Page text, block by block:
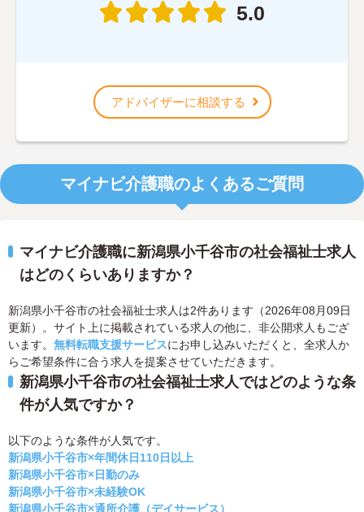
5.0
アドバイザーに相談する
マイナビ介護職のよくあるご質問
マイナビ介護職に新潟県小千谷市の社会福祉士求人
はどのくらいありますか？
新潟県小千谷市の社会福祉士求人は2件あります（2026年08月09日
更新）。サイト上に掲載されている求人の他に、非公開求人もござ
います。 無料転職支援サービスにお申し込みいただくと、全求人か
らご希望条件に合う求人を提案させていただきます。
新潟県小千谷市の社会福祉士求人ではどのような条
件が人気ですか？
以下のような条件が人気です。
新潟県小千谷市×年間休日110日以上
新潟県小千谷市×日勤のみ
新潟県小千谷市×未経験OK
新潟県小千谷市×通所介護（デイサービス）